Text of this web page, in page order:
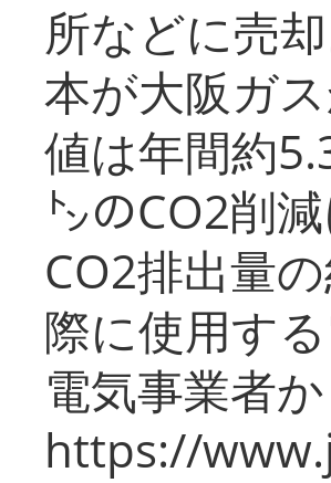
所などに売
本が大阪ガ
値は年間約
㌧のCO2削
CO2排出量
際に使用す
電気事業者
https://